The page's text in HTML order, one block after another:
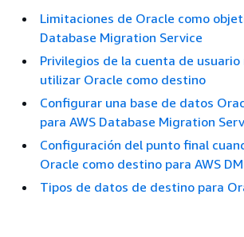
Limitaciones de Oracle como
Database Migration Service
Privilegios de la cuenta de usuario
utilizar Oracle como destino
Configurar una base de datos
para AWS Database Migration
Configuración del punto final
Oracle como destino para AWS
Tipos de datos de destino para